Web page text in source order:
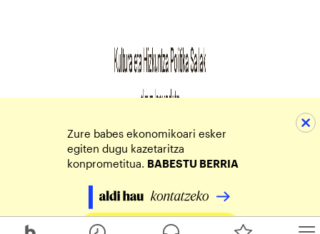
Zure babes ekonomikoari esker
egiten dugu kazetaritza
konprometitua. BABESTU BERRIA
Egin zure ekarpena